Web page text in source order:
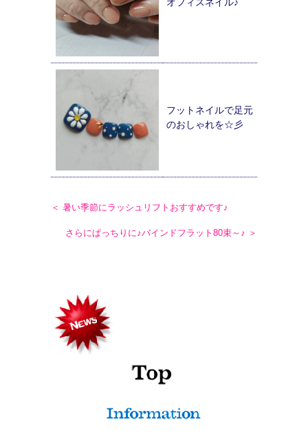
フットネイルで足元
のおしゃれを☆彡
＜ 暑い季節にラッシュリフトおすすめです♪
さらにぱっちりに♪バインドフラット80束～♪ ＞